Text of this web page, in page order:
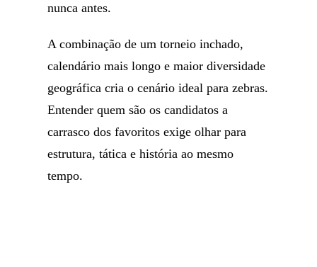
nunca antes.
A combinação de um torneio inchado,
calendário mais longo e maior diversidade
geográfica cria o cenário ideal para zebras.
Entender quem são os candidatos a
carrasco dos favoritos exige olhar para
estrutura, tática e história ao mesmo
tempo.